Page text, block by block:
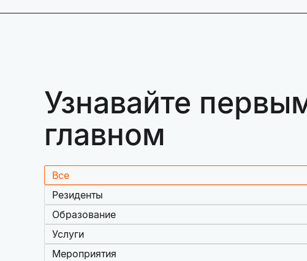
Узнавайте
главном
Все
Резиденты
Образование
Услуги
Мероприятия